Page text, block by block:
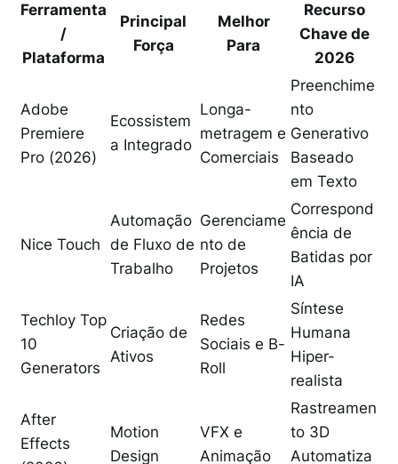
Ferramenta
/
Plataforma
Principal
Força
Melhor
Para
Recurso
Chave de
2026
Adobe
Premiere
Pro (2026)
Ecossistem
a Integrado
Longa-
metragem e
Comerciais
Preenchime
nto
Generativo
Baseado
em Texto
Nice Touch
Automação
de Fluxo de
Trabalho
Gerenciame
nto de
Projetos
Correspond
ência de
Batidas por
IA
Techloy Top
10
Generators
Criação de
Ativos
Redes
Sociais e B-
Roll
Síntese
Humana
Hiper-
realista
After
Effects
Motion
Design
VFX e
Animação
Rastreamen
to 3D
Automatiza